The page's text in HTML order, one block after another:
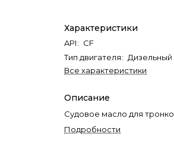
Характеристики
API: CF
Тип двигателя: Дизельный
Все характеристики
Описание
Судовое масло для
Подробности